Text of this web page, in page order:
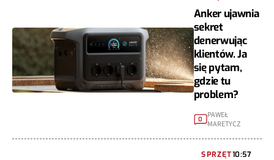
Anker ujawnia
sekret
denerwując
klientów. Ja
się pytam,
gdzie tu
problem?
0
PAWEŁ
MARETYCZ
SPRZĘT10:57